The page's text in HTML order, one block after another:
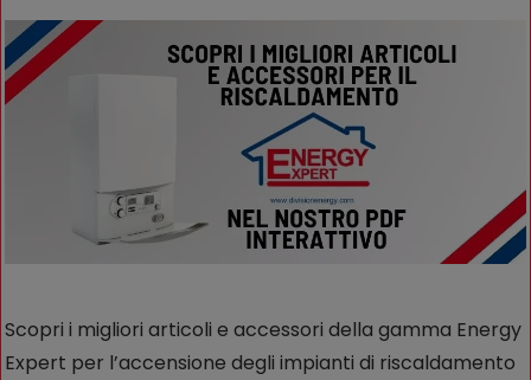
Scopri i migliori articoli e accessori della gamma Energy
Expert per l’accensione degli impianti di riscaldamento